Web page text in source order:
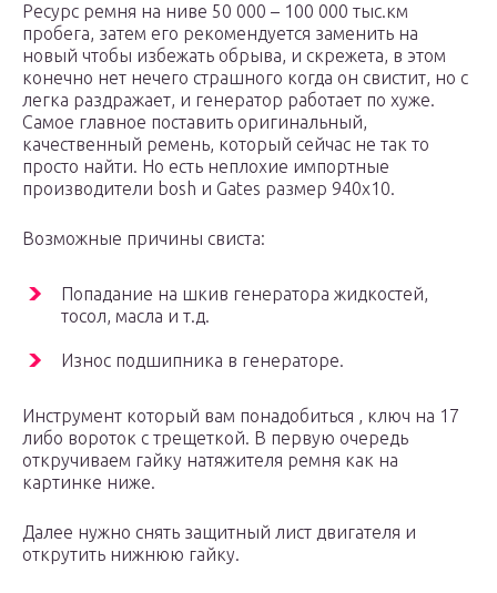
Ресурс ремня на ниве 50 000 – 100 000 тыс.км
пробега, затем его рекомендуется заменить на
новый чтобы избежать обрыва, и скрежета, в этом
конечно нет нечего страшного когда он свистит, но с
легка раздражает, и генератор работает по хуже.
Самое главное поставить оригинальный,
качественный ремень, который сейчас не так то
просто найти. Но есть неплохие импортные
производители bosh и Gates размер 940х10.
Возможные причины свиста:
Попадание на шкив генератора жидкостей,
тосол, масла и т.д.
Износ подшипника в генераторе.
Инструмент который вам понадобиться , ключ на 17
либо вороток с трещеткой. В первую очередь
откручиваем гайку натяжителя ремня как на
картинке ниже.
Далее нужно снять защитный лист двигателя и
открутить нижнюю гайку.